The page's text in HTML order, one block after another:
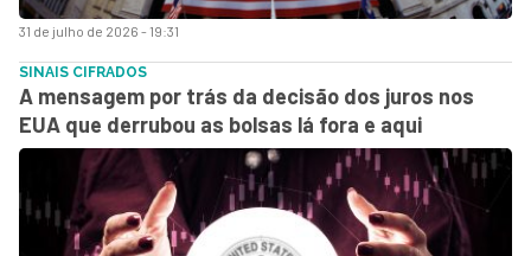
31 de julho de 2026 - 19:31
SINAIS CIFRADOS
A mensagem por trás da decisão dos juros nos
EUA que derrubou as bolsas lá fora e aqui